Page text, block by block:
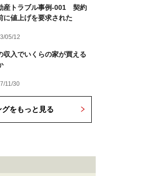
産トラブル事例-001 契約
に値上げを要求された
05/12
収入でいくらの家が買える
11/30
グをもっと見る